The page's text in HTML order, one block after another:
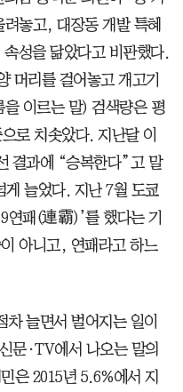
놓고, 대장동 개발 특혜
성을 닮았다고 비판했다.
머리를 걸어놓고 개고기
이르는 말) 검색량은 평
로 치솟았다. 지난달 이
결과에 “승복한다”고 말
늘었다. 지난 7월 도쿄
연패(連霸)’를 했다는 기
아니고, 연패라고 하느
차 늘면서 벌어지는 일이
문·TV에서 나오는 말의
은 2015년 5.6%에서 지